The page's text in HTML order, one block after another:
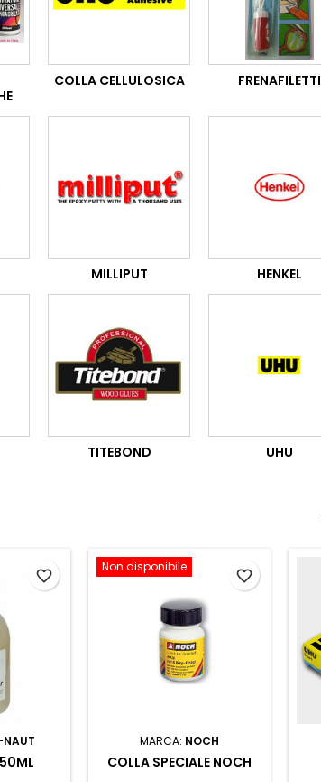
COLLA CELLULOSICA FRENAFILETTI
MILLIPUT HENKEL
TITEBOND UHU
NAUT
favorite_border
Non disponibile
MARCA: NOCH
COLLA SPECIALE NOCH
favorite_border